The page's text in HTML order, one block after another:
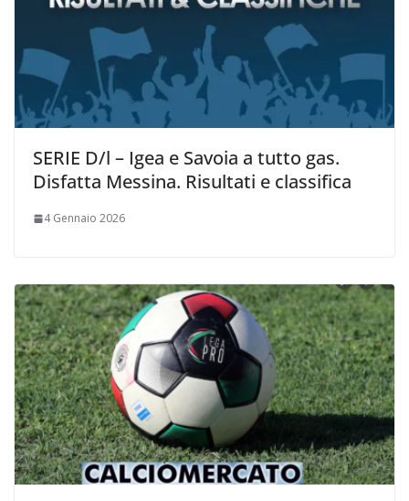
SERIE D/l – Igea e Savoia a tutto gas.
Disfatta Messina. Risultati e classifica
4 Gennaio 2026